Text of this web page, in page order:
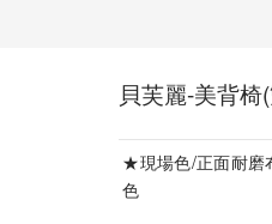
貝芙麗-美背椅
★現場色/正面耐磨
色